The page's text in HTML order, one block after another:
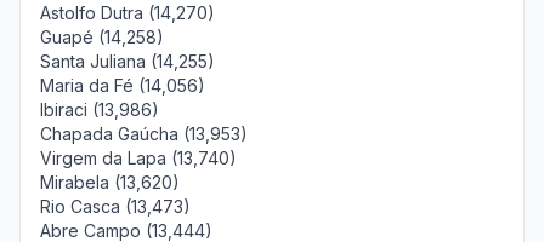
Astolfo Dutra (14,270)
Guapé (14,258)
Santa Juliana (14,255)
Maria da Fé (14,056)
Ibiraci (13,986)
Chapada Gaúcha (13,953)
Virgem da Lapa (13,740)
Mirabela (13,620)
Rio Casca (13,473)
Abre Campo (13,444)